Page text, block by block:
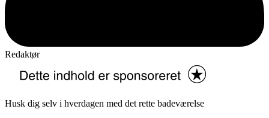
Redaktør
Husk dig selv i hverdagen med det rette badeværelse